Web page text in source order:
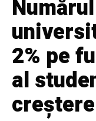
2% pe
al